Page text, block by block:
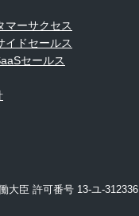
マーサクセス
イドセールス
セールス
大臣 許可番号 13-ユ-312336